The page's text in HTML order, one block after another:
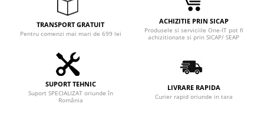
TRANSPORT GRATUIT
Pentru comenzi mai mari de 699 lei
ACHIZITIE PRIN SICAP
Produsele si serviciile One-IT pot fi
achizitionate si prin SICAP/ SEAP
SUPORT TEHNIC
Suport SPECIALIZAT oriunde în
România
LIVRARE RAPIDA
Curier rapid oriunde in tara